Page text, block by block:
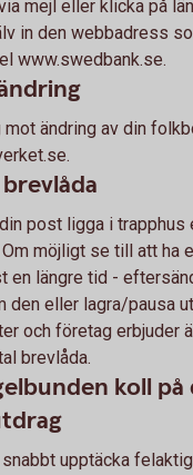
mejl eller klicka på
in den webbadress
www.swedbank.se.
mot ändring av din
post ligga i trapphus
möjligt se till att ha
en längre tid -
den eller lagra/pausa
och företag erbjuder
brevlåda.
koll på
snabbt upptäcka